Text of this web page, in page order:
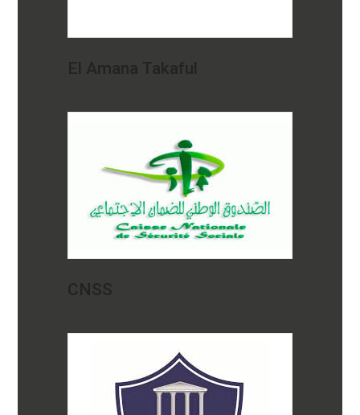
El Amana Takaful
CNSS